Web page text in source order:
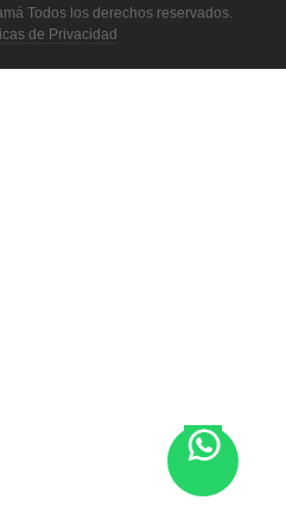
Todos los derechos reservados.
de Privacidad